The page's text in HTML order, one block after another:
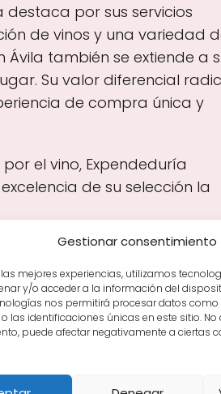
Gestionar consentimiento
las mejores experiencias, utilizamos
y/o acceder a la información del
nos permitirá procesar datos
las identificaciones únicas en este sitio. No
puede afectar negativamente a ciertas
destaca por sus servicios
de vinos y una variedad
también se extiende a
Su valor diferencial
de compra única y
el vino, Expendeduría
de su selección la
Tiendas de vino por ciudades
Rioja Vino Rioja para empezar